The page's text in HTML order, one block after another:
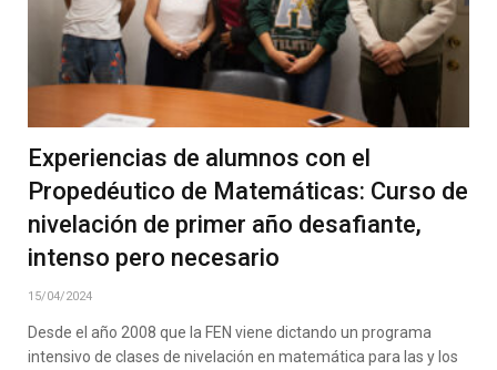
Experiencias de alumnos con el
Propedéutico de Matemáticas: Curso de
nivelación de primer año desafiante,
intenso pero necesario
15/04/2024
Desde el año 2008 que la FEN viene dictando un programa
intensivo de clases de nivelación en matemática para las y los